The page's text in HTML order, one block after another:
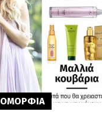
ΟΜΟΡΦΙA